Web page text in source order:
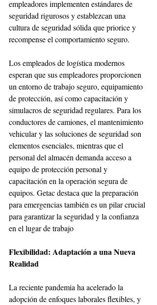
empleadores implementen estándares de
seguridad rigurosos y establezcan una
cultura de seguridad sólida que priorice y
recompense el comportamiento seguro.
Los empleados de logística modernos
esperan que sus empleadores proporcionen
un entorno de trabajo seguro, equipamiento
de protección, así como capacitación y
simulacros de seguridad regulares. Para los
conductores de camiones, el mantenimiento
vehicular y las soluciones de seguridad son
elementos esenciales, mientras que el
personal del almacén demanda acceso a
equipo de protección personal y
capacitación en la operación segura de
equipos. Getac destaca que la preparación
para emergencias también es un pilar crucial
para garantizar la seguridad y la confianza
en el lugar de trabajo
Flexibilidad: Adaptación a una Nueva
Realidad
La reciente pandemia ha acelerado la
adopción de enfoques laborales flexibles, y